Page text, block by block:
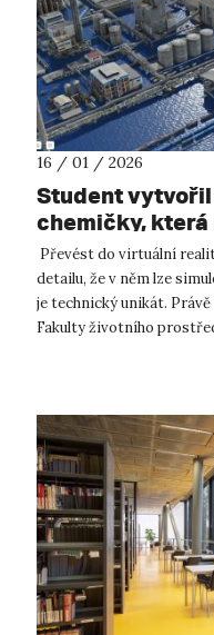
16 / 01 / 2026
Student
chemičky, která
životy
Převést do virtuální
detailu, že v něm lze
je technický unikát.
Fakulty životního